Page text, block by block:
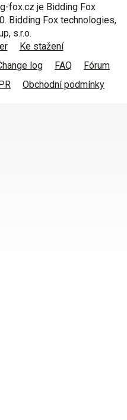
fox.cz je Bidding Fox
Bidding Fox technologies,
s.r.o.
Ke stažení
log FAQ
Fórum
Obchodní podmínky